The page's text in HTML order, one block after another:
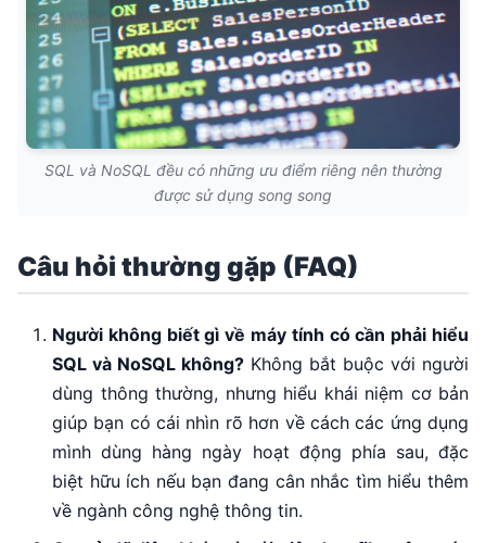
SQL và NoSQL đều có những ưu điểm riêng nên thường
được sử dụng song song
Câu hỏi thường gặp (FAQ)
Người không biết gì về máy tính có cần phải hiểu
SQL và NoSQL không? Không bắt buộc với người
dùng thông thường, nhưng hiểu khái niệm cơ bản
giúp bạn có cái nhìn rõ hơn về cách các ứng dụng
mình dùng hàng ngày hoạt động phía sau, đặc
biệt hữu ích nếu bạn đang cân nhắc tìm hiểu thêm
về ngành công nghệ thông tin.